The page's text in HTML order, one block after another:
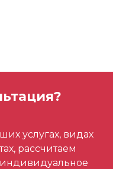
кг
может стать
услугах, видах
рассчитаем